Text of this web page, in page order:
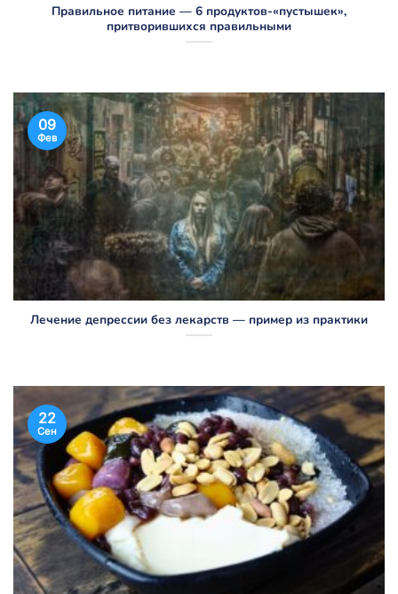
Правильное питание — 6 продуктов-«пустышек»,
притворившихся правильными
Лечение депрессии без лекарств — пример из практики
09
Фев
22
Сен